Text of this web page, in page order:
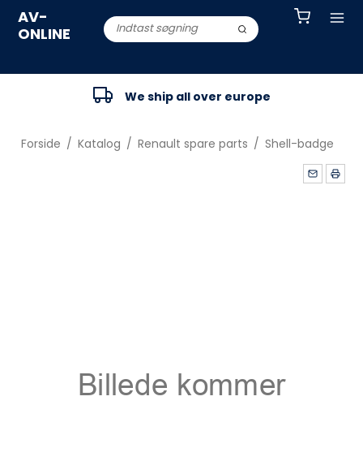
AV-
ONLINE
We ship all over europe
Forside / Katalog / Renault spare parts / Shell-badge